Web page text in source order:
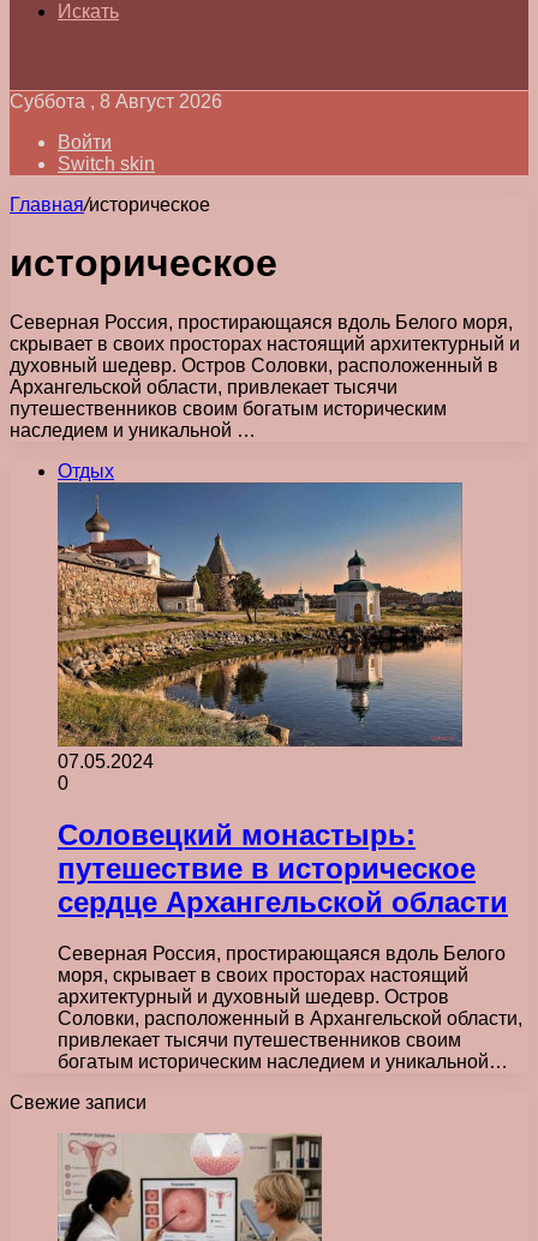
Искать
Суббота , 8 Август 2026
Войти
Switch skin
Главная/историческое
историческое
Северная Россия, простирающаяся вдоль Белого моря,
скрывает в своих просторах настоящий архитектурный и
духовный шедевр. Остров Соловки, расположенный в
Архангельской области, привлекает тысячи
путешественников своим богатым историческим
наследием и уникальной …
Отдых
07.05.2024
0
Соловецкий монастырь:
путешествие в историческое
сердце Архангельской области
Северная Россия, простирающаяся вдоль Белого
моря, скрывает в своих просторах настоящий
архитектурный и духовный шедевр. Остров
Соловки, расположенный в Архангельской области,
привлекает тысячи путешественников своим
богатым историческим наследием и уникальной…
Свежие записи